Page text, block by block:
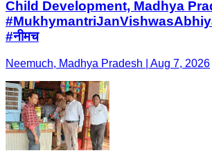
Child Development, Madhya
#नीमच
Neemuch, Madhya Pradesh | Aug 7, 2026